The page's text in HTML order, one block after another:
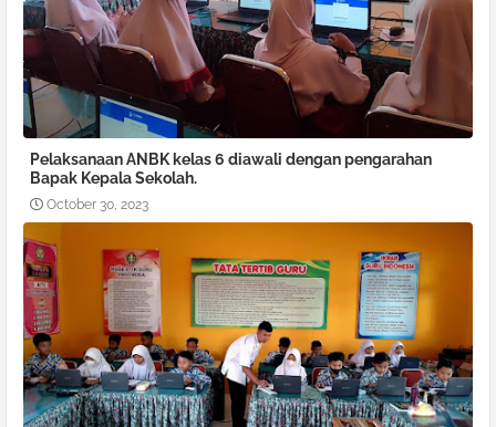
Pelaksanaan ANBK kelas 6 diawali dengan pengarahan
Bapak Kepala Sekolah.
October 30, 2023